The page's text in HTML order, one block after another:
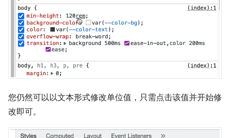
您仍然可以以文本形式修改单位值，只需点击该值并开始修
改即可。